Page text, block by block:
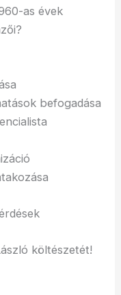
as évek
befogadása
költészetét!